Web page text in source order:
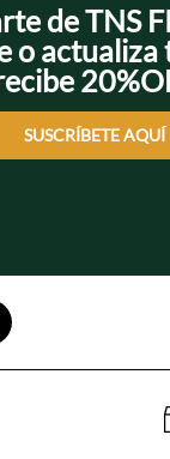
de TNS
o actualiza
SUSCRÍBETE AQUÍ